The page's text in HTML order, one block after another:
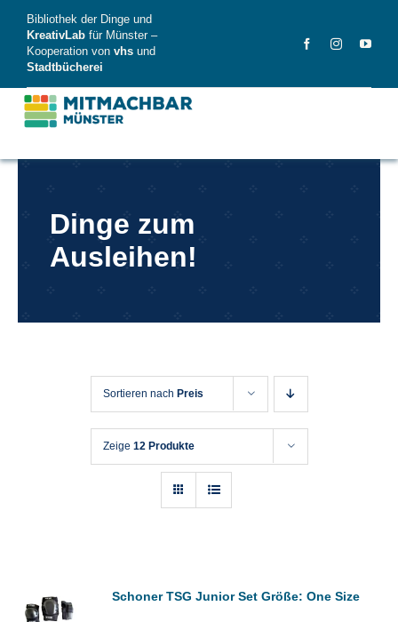
content
Bibliothek der Dinge und
KreativLab für Münster –
Kooperation von vhs und
Stadtbücherei
DingeDinge zum
Ausleihen!
Sortieren nach Preis
Zeige 12 Produkte
Schoner TSG Junior Set Größe: One Size